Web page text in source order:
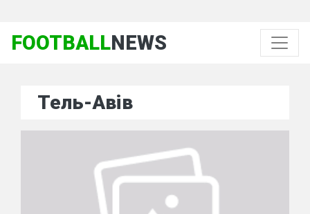
FOOTBALLNEWS
Тель-Авів